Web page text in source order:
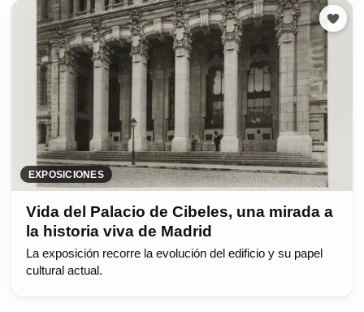
EXPOSICIONES
Vida del Palacio de Cibeles, una mirada a
la historia viva de Madrid
La exposición recorre la evolución del edificio y su papel
cultural actual.